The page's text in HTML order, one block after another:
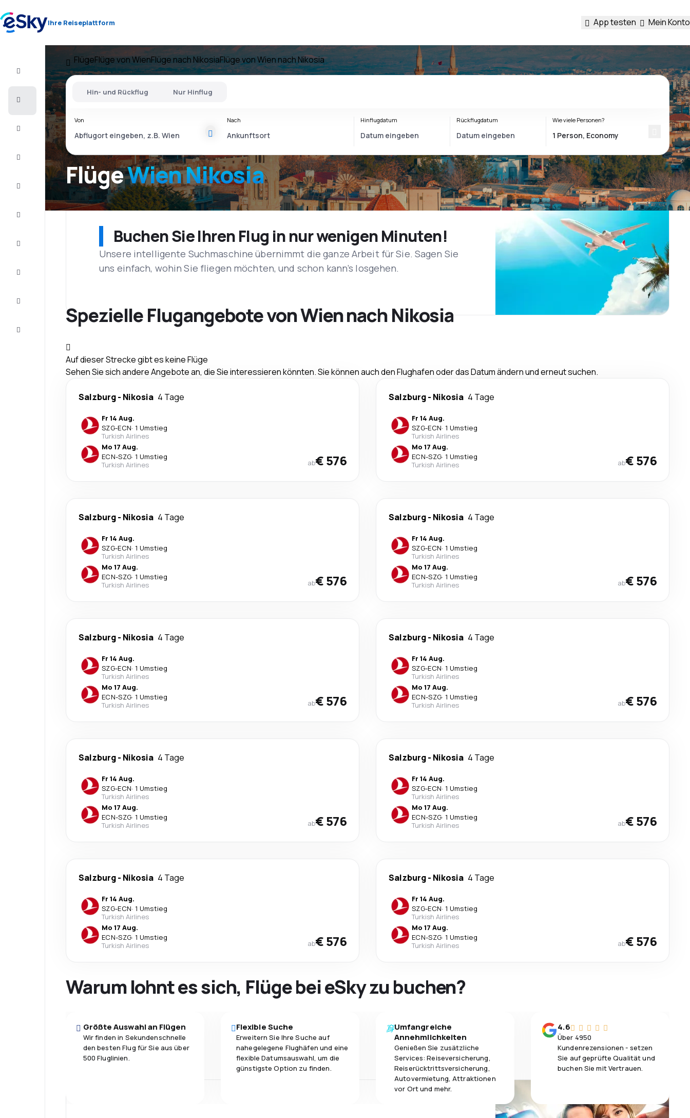
Ihre Reiseplattform App testen Mein Konto
Flug+Hotel
Kurzurlaub
FlügeFlüge von WienFlüge nach NikosiaFlüge von Wien nach Nikosia
FlügeWien Nikosia
Hin- und Rückflug Nur Hinflug
Von Nach Hinflugdatum Rückflugdatum Wie viele Personen?
Buchen Sie Ihren Flug in nur wenigen Minuten!
Unsere intelligente Suchmaschine übernimmt die ganze Arbeit für Sie. Sagen Sie
uns einfach, wohin Sie fliegen möchten, und schon kann’s losgehen.
Spezielle Flugangebote von Wien nach Nikosia
Auf dieser Strecke gibt es keine Flüge
Sehen Sie sich andere Angebote an, die Sie interessieren könnten. Sie können auch den Flughafen oder das Datum ändern und erneut suchen.
Salzburg- Nikosia 4 Tage
Fr 14 Aug.
SZG-ECN· 1 Umstieg
Turkish Airlines
Mo 17 Aug.
ECN-SZG· 1 Umstieg
Turkish Airlines
ab€ 576
Salzburg- Nikosia 4 Tage
Fr 14 Aug.
SZG-ECN· 1 Umstieg
Turkish Airlines
Mo 17 Aug.
ECN-SZG· 1 Umstieg
Turkish Airlines
ab€ 576
Salzburg- Nikosia 4 Tage
Fr 14 Aug.
SZG-ECN· 1 Umstieg
Turkish Airlines
Mo 17 Aug.
ECN-SZG· 1 Umstieg
Turkish Airlines
ab€ 576
Salzburg- Nikosia 4 Tage
Fr 14 Aug.
SZG-ECN· 1 Umstieg
Turkish Airlines
Mo 17 Aug.
ECN-SZG· 1 Umstieg
Turkish Airlines
ab€ 576
Salzburg- Nikosia 4 Tage
Fr 14 Aug.
SZG-ECN· 1 Umstieg
Turkish Airlines
Mo 17 Aug.
ECN-SZG· 1 Umstieg
Turkish Airlines
ab€ 576
Salzburg- Nikosia 4 Tage
Fr 14 Aug.
SZG-ECN· 1 Umstieg
Turkish Airlines
Mo 17 Aug.
ECN-SZG· 1 Umstieg
Turkish Airlines
ab€ 576
Salzburg- Nikosia 4 Tage
Fr 14 Aug.
SZG-ECN· 1 Umstieg
Turkish Airlines
Mo 17 Aug.
ECN-SZG· 1 Umstieg
Turkish Airlines
ab€ 576
Salzburg- Nikosia 4 Tage
Fr 14 Aug.
SZG-ECN· 1 Umstieg
Turkish Airlines
Mo 17 Aug.
ECN-SZG· 1 Umstieg
Turkish Airlines
ab€ 576
Salzburg- Nikosia 4 Tage
Fr 14 Aug.
SZG-ECN· 1 Umstieg
Turkish Airlines
Mo 17 Aug.
ECN-SZG· 1 Umstieg
Turkish Airlines
ab€ 576
Salzburg- Nikosia 4 Tage
Fr 14 Aug.
SZG-ECN· 1 Umstieg
Turkish Airlines
Mo 17 Aug.
ECN-SZG· 1 Umstieg
Turkish Airlines
ab€ 576
Warum lohnt es sich, Flüge bei eSky zu buchen?
Größte Auswahl an Flügen
Wir finden in Sekundenschnelle
den besten Flug für Sie aus über
500 Fluglinien.
Flexible Suche
Erweitern Sie Ihre Suche auf
nahegelegene Flughäfen und eine
flexible Datumsauswahl, um die
günstigste Option zu finden.
Umfangreiche
Annehmlichkeiten
Genießen Sie zusätzliche
Services: Reiseversicherung,
Reiserücktrittsversicherung,
Autovermietung, Attraktionen
vor Ort und mehr.
4.6
Über 4950
Kundenrezensionen - setzen
Sie auf geprüfte Qualität und
buchen Sie mit Vertrauen.